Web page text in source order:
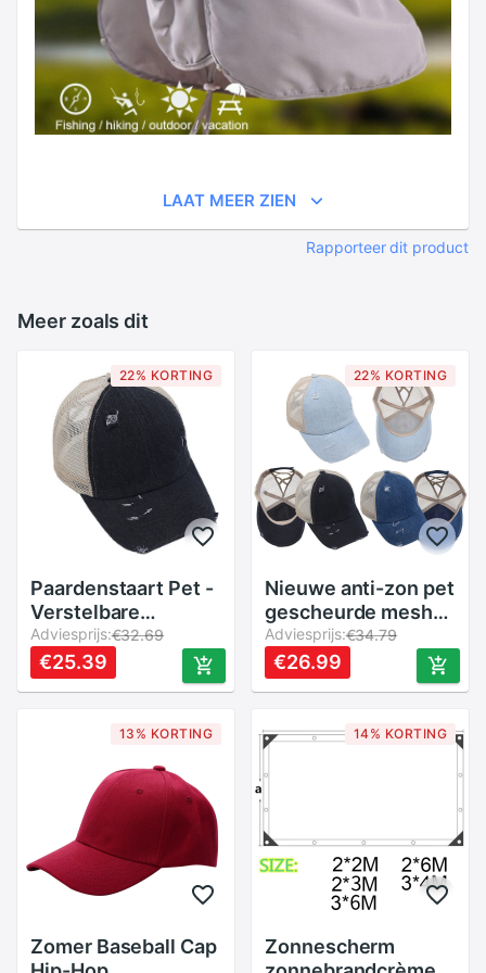
LAAT MEER ZIEN
Rapporteer dit product
Meer zoals dit
22% KORTING
Paardenstaart Pet -
Verstelbare
Zonnehoed - Criss
Cross Achterkant -
Polyester
Adviesprijs:€32.69
€25.39
22% KORTING
Nieuwe anti-zon pet
gescheurde mesh
paardenstaart criss
cross baseball pet
verstelbare hoed
Adviesprijs:€34.79
€26.99
13% KORTING
Zomer Baseball Cap
14% KORTING
Zonnescherm